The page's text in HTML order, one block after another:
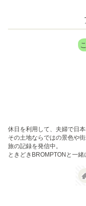
休日を利用して、夫婦で日本
その土地ならではの景色や
旅の記録を発信中。
ときどきBROMPTONと一